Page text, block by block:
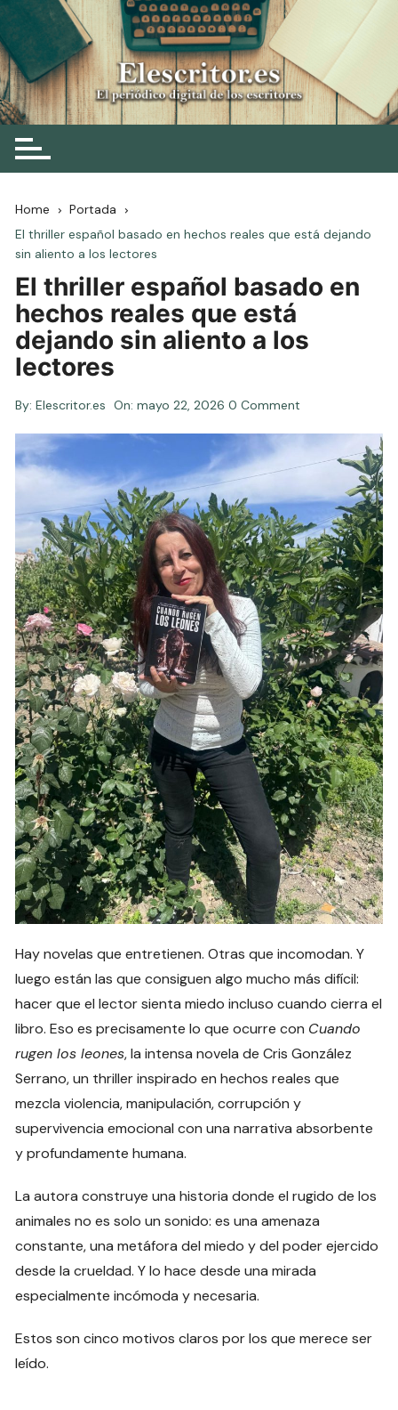
Skip
to
content
Elescritor.es
El periódico digital de los escritores
Home
Portada
El thriller español basado en hechos reales que está dejando
sin aliento a los lectores
El thriller español basado en
hechos reales que está
dejando sin aliento a los
lectores
By: Elescritor.es On:mayo 22, 2026 0 Comment
Hay novelas que entretienen. Otras que incomodan. Y
luego están las que consiguen algo mucho más difícil:
hacer que el lector sienta miedo incluso cuando cierra el
libro. Eso es precisamente lo que ocurre con Cuando
rugen los leones, la intensa novela de Cris González
Serrano, un thriller inspirado en hechos reales que
mezcla violencia, manipulación, corrupción y
supervivencia emocional con una narrativa absorbente
y profundamente humana.
La autora construye una historia donde el rugido de los
animales no es solo un sonido: es una amenaza
constante, una metáfora del miedo y del poder ejercido
desde la crueldad. Y lo hace desde una mirada
especialmente incómoda y necesaria.
Estos son cinco motivos claros por los que merece ser
leído.